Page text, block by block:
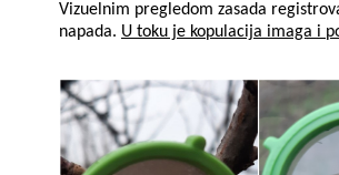
Vizuelnim pregledom zasada
napada. U toku je kopulacija imaga i